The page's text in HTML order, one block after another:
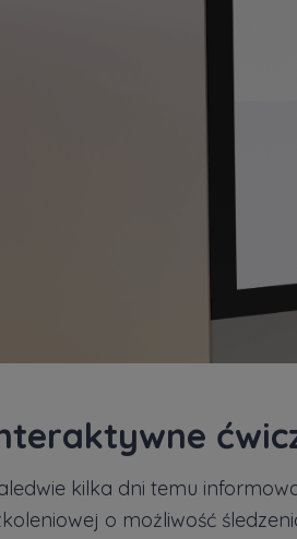
kilka dni temu
o możliwość